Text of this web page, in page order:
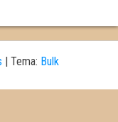
| Tema: Bulk